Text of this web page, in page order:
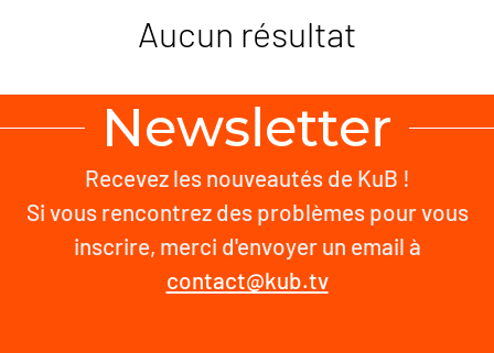
Aucun résultat
Newsletter
Recevez les nouveautés de KuB !
Si vous rencontrez des problèmes pour vous
inscrire, merci d'envoyer un email à
contact@kub.tv